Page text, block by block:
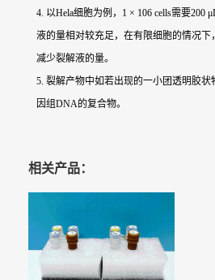
4. 以Hela细胞为例，1 × 106 cells需要200
液的量相对较充足，在有限细胞的情况
减少裂解液的量。
5. 裂解产物中如若出现的一小团透明胶
因组DNA的复合物。
相关产品：